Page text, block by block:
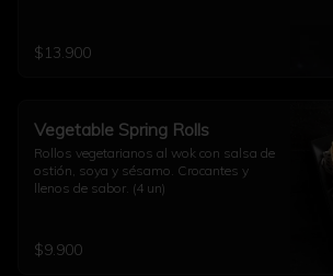
$13.900
Vegetable Spring Rolls
Rollos vegetarianos al wok con salsa de
ostión, soya y sésamo. Crocantes y
llenos de sabor. (4 un)
$9.900